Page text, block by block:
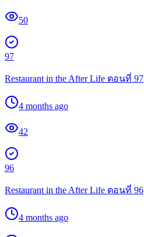
50
97
Restaurant in the After Life ตอนที่ 97
4 months ago
42
96
Restaurant in the After Life ตอนที่ 96
4 months ago